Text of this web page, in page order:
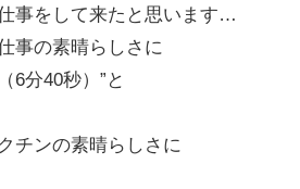
事をして来たと思います…
事の素晴らしさに
6分40秒）”と
チンの素晴らしさに